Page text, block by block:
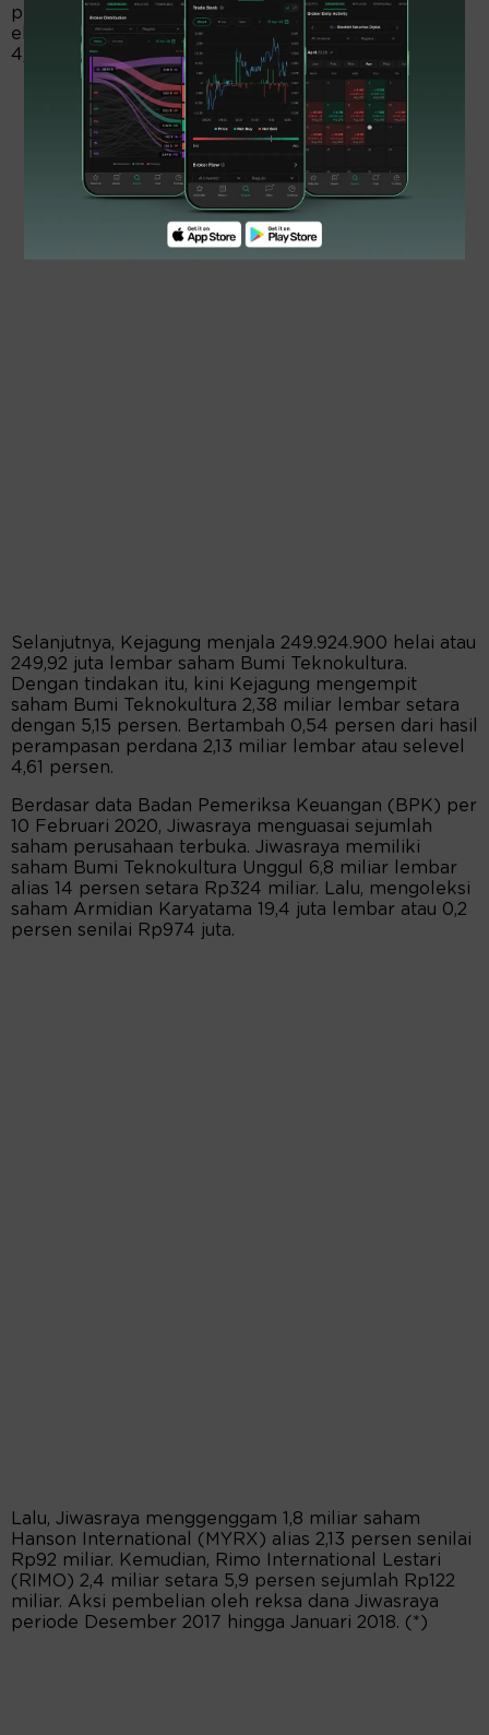
persen saham Armidian Karyatama. Bertambah dari
eksekusi pertama sebanyak 449,33 juta lembar atau
4,99 persen.
Selanjutnya, Kejagung menjala 249.924.900 helai atau
249,92 juta lembar saham Bumi Teknokultura.
Dengan tindakan itu, kini Kejagung mengempit
saham Bumi Teknokultura 2,38 miliar lembar setara
dengan 5,15 persen. Bertambah 0,54 persen dari hasil
perampasan perdana 2,13 miliar lembar atau selevel
4,61 persen.
Berdasar data Badan Pemeriksa Keuangan (BPK) per
10 Februari 2020, Jiwasraya menguasai sejumlah
saham perusahaan terbuka. Jiwasraya memiliki
saham Bumi Teknokultura Unggul 6,8 miliar lembar
alias 14 persen setara Rp324 miliar. Lalu, mengoleksi
saham Armidian Karyatama 19,4 juta lembar atau 0,2
persen senilai Rp974 juta.
Lalu, Jiwasraya menggenggam 1,8 miliar saham
Hanson International (MYRX) alias 2,13 persen senilai
Rp92 miliar. Kemudian, Rimo International Lestari
(RIMO) 2,4 miliar setara 5,9 persen sejumlah Rp122
miliar. Aksi pembelian oleh reksa dana Jiwasraya
periode Desember 2017 hingga Januari 2018. (*)